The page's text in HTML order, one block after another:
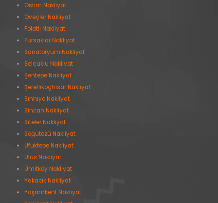
Ostim Nakliyat
Öveçler Nakliyat
Polatlı Nakliyat
Pursaklar Nakliyat
Sanatoryum Nakliyat
Selçuklu Nakliyat
Şentepe Nakliyat
Şereflikoçhisar Nakliyat
Sıhhıye Nakliyat
Sincan Nakliyat
Siteler Nakliyat
Söğütözü Nakliyat
Ufuktepe Nakliyat
Ulus Nakliyat
Ümitköy Nakliyat
Yakacık Nakliyat
Yaşamkent Nakliyat